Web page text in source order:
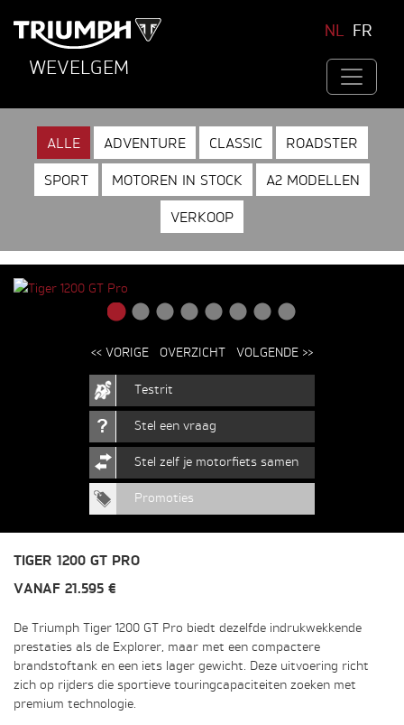
NL FR
WEVELGEM
ALLE ADVENTURE CLASSIC ROADSTER
SPORT MOTOREN IN STOCK A2 MODELLEN
VERKOOP
<< VORIGE OVERZICHT VOLGENDE >>
Testrit
Stel een vraag
Stel zelf je motorfiets samen
Promoties
TIGER 1200 GT PRO
VANAF 21.595 €
De Triumph Tiger 1200 GT Pro biedt dezelfde indrukwekkende
prestaties als de Explorer, maar met een compactere
brandstoftank en een iets lager gewicht. Deze uitvoering richt
zich op rijders die sportieve touringcapaciteiten zoeken met
premium technologie.